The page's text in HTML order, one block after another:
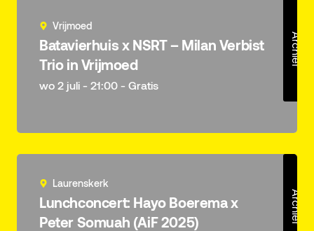
Archief
Vrijmoed
Batavierhuis x NSRT – Milan Verbist
Trio in Vrijmoed
wo 2 juli - 21:00 - Gratis
Archief
Laurenskerk
Lunchconcert: Hayo Boerema x
Peter Somuah (AiF 2025)